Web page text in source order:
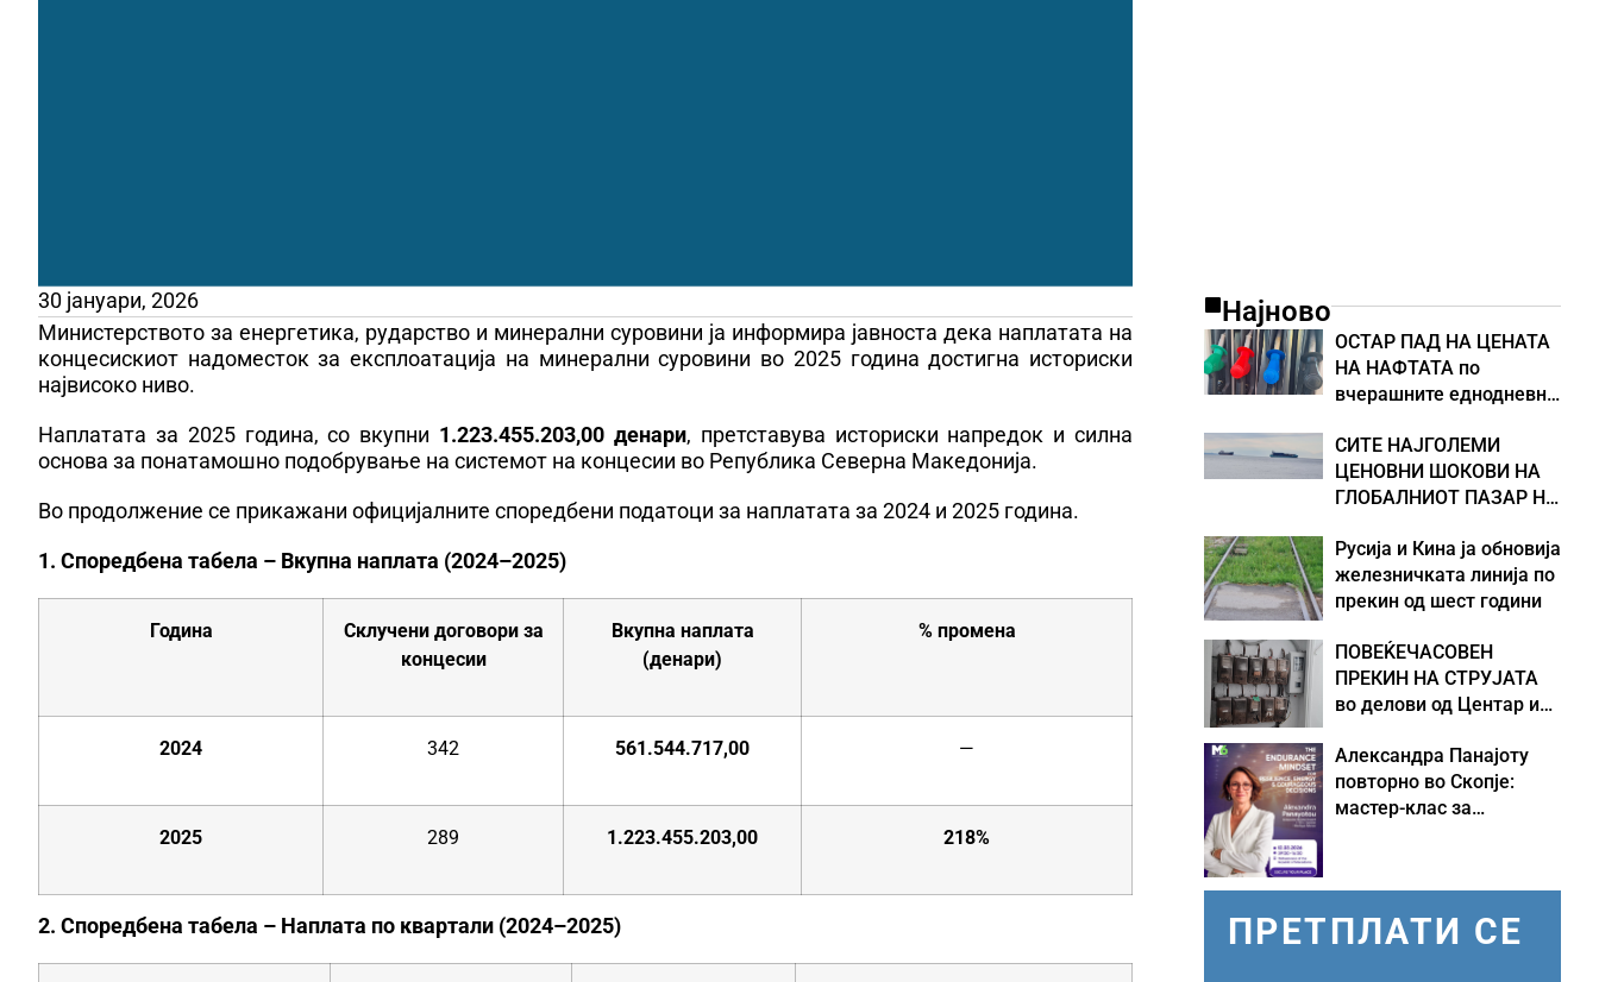
30 јануари, 2026
Министерството за енергетика, рударство и минерални суровини ја информира јавноста дека наплатата на
концесискиот надоместок за експлоатација на минерални суровини во 2025 година достигна историски
највисоко ниво.
Наплатата за 2025 година, со вкупни 1.223.455.203,00 денари, претставува историски напредок и силна
основа за понатамошно подобрување на системот на концесии во Република Северна Македонија.
Во продолжение се прикажани официјалните споредбени податоци за наплатата за 2024 и 2025 година.
1. Споредбена табела – Вкупна наплата (2024–2025)
Година
Склучени договори за
концесии
Вкупна наплата
(денари)
% промена
2024 342 561.544.717,00 —
2025 289 1.223.455.203,00 218%
2. Споредбена табела – Наплата по квартали (2024–2025)
Најново
ОСТАР ПАД НА ЦЕНАТА
НА НАФТАТА по
вчерашните еднодневни
СИТЕ НАЈГОЛЕМИ
ЦЕНОВНИ ШОКОВИ НА
ГЛОБАЛНИОТ ПАЗАР НА
воените конфликти во
Персискиот Залив
Русија и Кина ја обновија
железничката линија по
прекин од шест години
ПОВЕЌЕЧАСОВЕН
ПРЕКИН НА СТРУЈАТА
во делови од Центар и
Александра Панајоту
повторно во Скопје:
мастер-клас за
ПРЕТПЛАТИ СЕ